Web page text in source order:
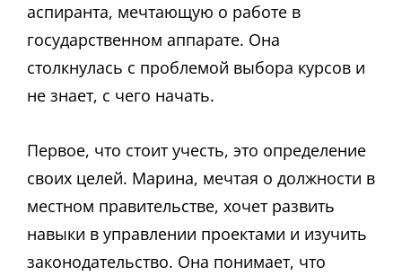
аспиранта, мечтающую о работе в
государственном аппарате. Она
столкнулась с проблемой выбора курсов и
не знает, с чего начать.
Первое, что стоит учесть, это определение
своих целей. Марина, мечтая о должности в
местном правительстве, хочет развить
навыки в управлении проектами и изучить
законодательство. Она понимает, что